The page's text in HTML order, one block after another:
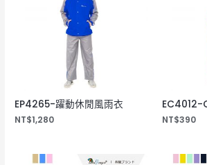
EP4265-躍動休閒風雨衣
NT$1,280
EC4012-
NT$390